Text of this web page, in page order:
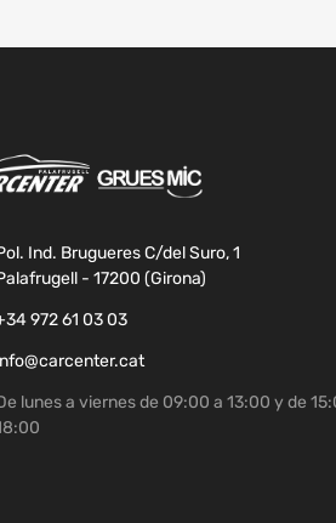
Ind. Brugueres C/del Suro, 1
- 17200 (Girona)
972 61 03 03
lunes a viernes de 09:00 a 13:00 y de